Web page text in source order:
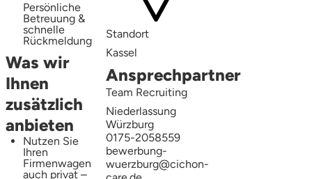
Persönliche
Betreuung &
schnelle
Rückmeldung
Was wir
Ihnen
zusätzlich
anbieten
Nutzen Sie
Ihren
Firmenwagen
auch privat –
Standort
Kassel
Ansprechpartner
Team Recruiting
Niederlassung
Würzburg
0175-2058559
bewerbung-
wuerzburg@cichon-